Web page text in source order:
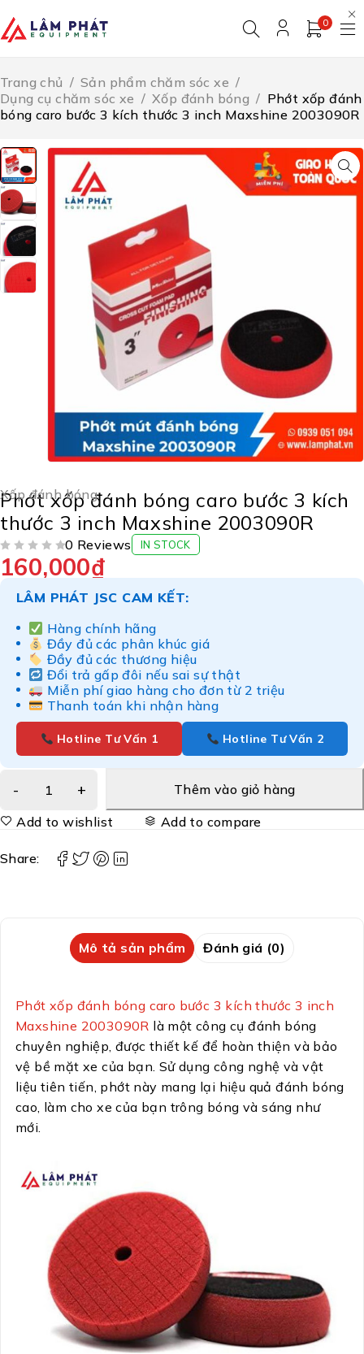
0
Trang chủ / Sản phẩm chăm sóc xe /
Dụng cụ chăm sóc xe / Xốp đánh bóng / Phớt xốp đánh
bóng caro bước 3 kích thước 3 inch Maxshine 2003090R
Xốp đánh bóng
Phớt xốp đánh bóng caro bước 3 kích
thước 3 inch Maxshine 2003090R
0 Reviews IN STOCK
160,000₫
LÂM PHÁT JSC CAM KẾT:
Hàng chính hãng
Đầy đủ các phân khúc giá
Đầy đủ các thương hiệu
Đổi trả gấp đôi nếu sai sự thật
Miễn phí giao hàng cho đơn từ 2 triệu
Thanh toán khi nhận hàng
Hotline Tư Vấn 1 Hotline Tư Vấn 2
Thêm vào giỏ hàng
Add to wishlist
Add to compare
Share:
Mô tả sản phẩm Đánh giá (0)
Phớt xốp đánh bóng caro bước 3 kích thước 3 inch
Maxshine 2003090R là một công cụ đánh bóng
chuyên nghiệp, được thiết kế để hoàn thiện và bảo
vệ bề mặt xe của bạn. Sử dụng công nghệ và vật
liệu tiên tiến, phớt này mang lại hiệu quả đánh bóng
cao, làm cho xe của bạn trông bóng và sáng như
mới.